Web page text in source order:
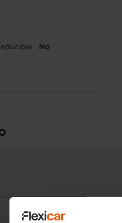
No
versión: número última lista
M1 y 01 jul 2021
de 2 puertas, batalla
los asientos delanteros
del maletero con control